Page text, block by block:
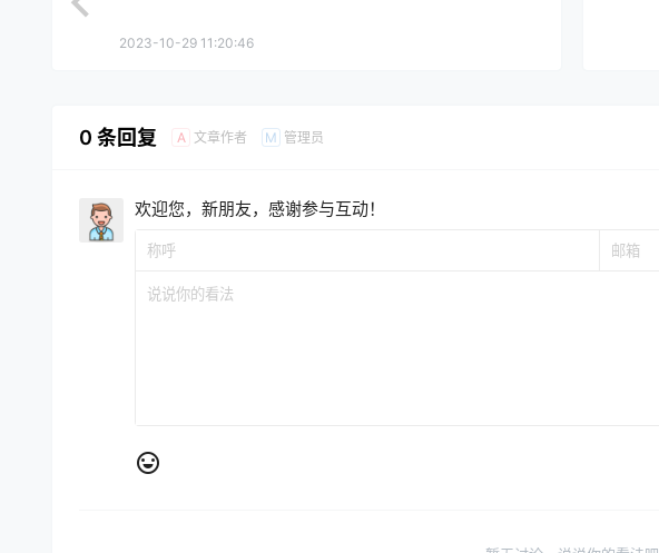
2023-10-29 11:20:46
0 条回复 A 文章作者 M 管理员
欢迎您，新朋友，感谢参与互动！